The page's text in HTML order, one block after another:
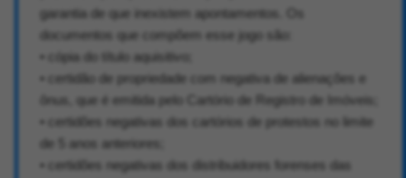
garantia de que inexistem apontamentos. Os
documentos que compõem esse jogo são:
• cópia do título aquisitivo;
• certidão de propriedade com negativa de alienações e
ônus, que é emitida pelo Cartório de Registro de Imóveis;
• certidões negativas dos cartórios de protestos no limite
de 5 anos anteriores;
• certidões negativas dos distribuidores forenses das